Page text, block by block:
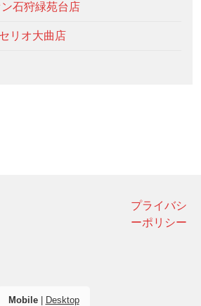
ン石狩緑苑台店
リオ大曲店
プライバシ
ーポリシー
Mobile| Desktop